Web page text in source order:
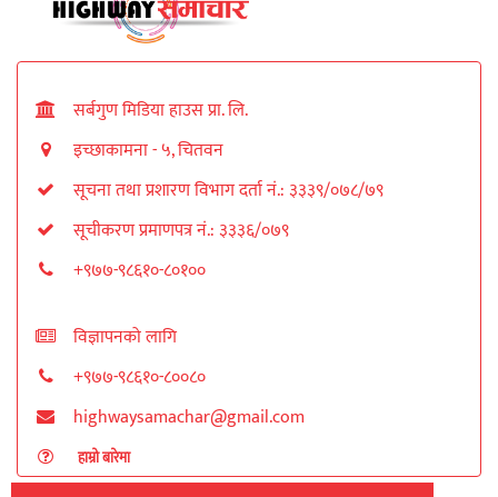
सर्बगुण मिडिया हाउस प्रा. लि.
इच्छाकामना - ५, चितवन
सूचना तथा प्रशारण विभाग दर्ता नं.: ३३३९/०७८/७९
सूचीकरण प्रमाणपत्र नं.: ३३३६/०७९
+९७७-९८६१०-८०१००
विज्ञापनको लागि
+९७७-९८६१०-८००८०
highwaysamachar@gmail.com
हाम्रो बारेमा